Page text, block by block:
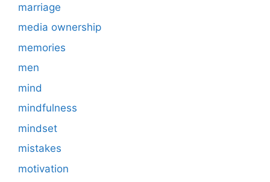
marriage
media ownership
memories
men
mind
mindfulness
mindset
mistakes
motivation